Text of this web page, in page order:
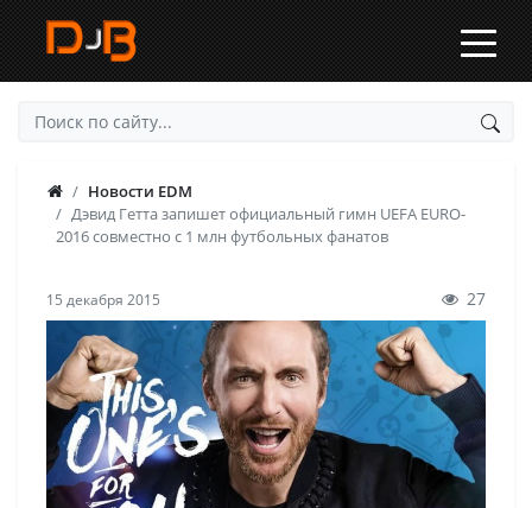
Новости EDM
Дэвид Гетта запишет официальный гимн UEFA EURO-
2016 совместно с 1 млн футбольных фанатов
15 декабря 2015 27